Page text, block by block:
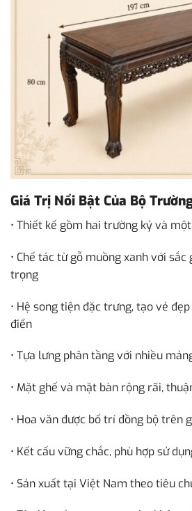
Giá Trị Nổi Bật Của Bộ
• Thiết kế gồm hai trường kỷ và
• Chế tác từ gỗ muồng xanh với
trọng
• Hệ song tiện đặc trưng, tạo vẻ
điển
• Tựa lưng phân tầng với nhiều
• Mặt ghế và mặt bàn rộng rãi,
• Hoa văn được bố trí đồng bộ trên
• Kết cấu vững chắc, phù hợp sử
• Sản xuất tại Việt Nam theo tiêu